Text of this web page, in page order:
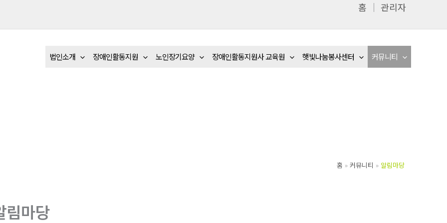
홈 │ 관리자
법인소개 장애인활동지원 노인장기요양 장애인활동지원사 교육원 햇빛나눔봉사센터 커뮤니티
홈 커뮤니티 알림마당
림마당